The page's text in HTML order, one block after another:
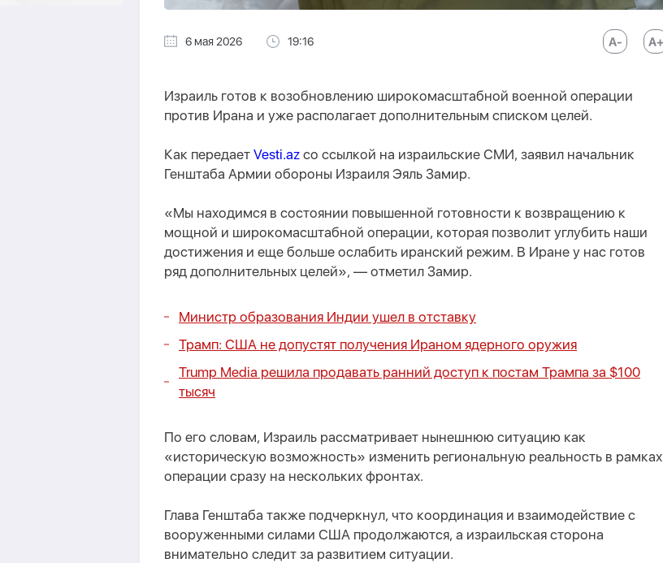
6 мая 2026 19:16
Израиль готов к возобновлению широкомасштабной военной операции
против Ирана и уже располагает дополнительным списком целей.
Как передает Vesti.az со ссылкой на израильские СМИ, заявил начальник
Генштаба Армии обороны Израиля Эяль Замир.
«Мы находимся в состоянии повышенной готовности к возвращению к
мощной и широкомасштабной операции, которая позволит углубить наши
достижения и еще больше ослабить иранский режим. В Иране у нас готов
ряд дополнительных целей», — отметил Замир.
Министр образования Индии ушел в отставку
Трамп: США не допустят получения Ираном ядерного оружия
Trump Media решила продавать ранний доступ к постам Трампа за $100
тысяч
По его словам, Израиль рассматривает нынешнюю ситуацию как
«историческую возможность» изменить региональную реальность в рамках
операции сразу на нескольких фронтах.
Глава Генштаба также подчеркнул, что координация и взаимодействие с
вооруженными силами США продолжаются, а израильская сторона
внимательно следит за развитием ситуации.